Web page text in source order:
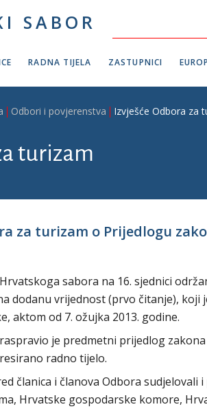
SABOR
RADNA TIJELA ZASTUPNICI
Odbori i povjerenstva Izvješće Odbora za
turizam
za turizam o Prijedlogu
sabora na 16. sjednici
dodanu vrijednost (prvo čitanje),
aktom od 7. ožujka 2013. godine.
je predmetni prijedlog
radno tijelo.
članica i članova Odbora
Hrvatske gospodarske komore,